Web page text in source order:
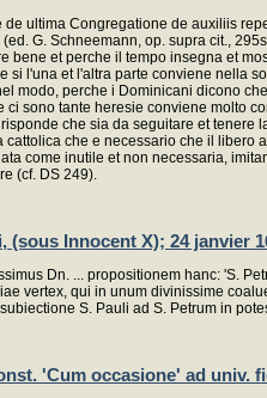
de ultima Congregatione de auxiliis
G. Schneemann, op. supra cit.,
bene et perche il tempo insegna et
si l'una et l'altra parte conviene nella
modo, perche i Dominicani dicono
ci sono tante heresie conviene molto
che sia da seguitare et
cattolica che e necessario che il libero
come inutile et non necessaria,
(cf. DS 249).
(sous Innocent X); 24 janvier
Dn. ... propositionem hanc: 'S.
vertex, qui in unum divinissime
S. Pauli ad S. Petrum in
'Cum occasione' ad univ.